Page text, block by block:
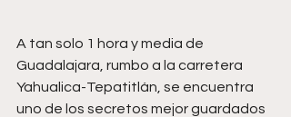
A tan solo 1 hora y media de
Guadalajara, rumbo a la carretera
Yahualica-Tepatitlán, se encuentra
uno de los secretos mejor guardados